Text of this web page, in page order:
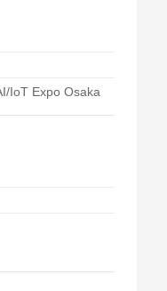
IoT Expo Osaka